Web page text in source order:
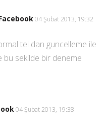
04 Şubat 2013, 19:32
tel dan guncelleme ile
bu sekilde bir deneme
04 Şubat 2013, 19:38